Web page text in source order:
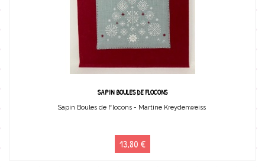
SAPIN BOULES DE FLOCONS
Sapin Boules de Flocons - Martine Kreydenweiss
13,80 €